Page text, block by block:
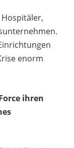
enorm
ihren